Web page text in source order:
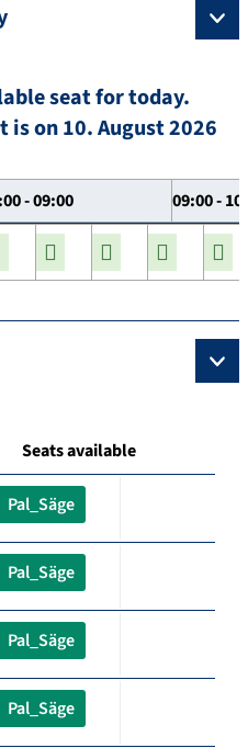
seat for today.
is on 10. August 2026
- 09:00 09:00 -
Seats available
Pal_Säge
Pal_Säge
Pal_Säge
Pal_Säge